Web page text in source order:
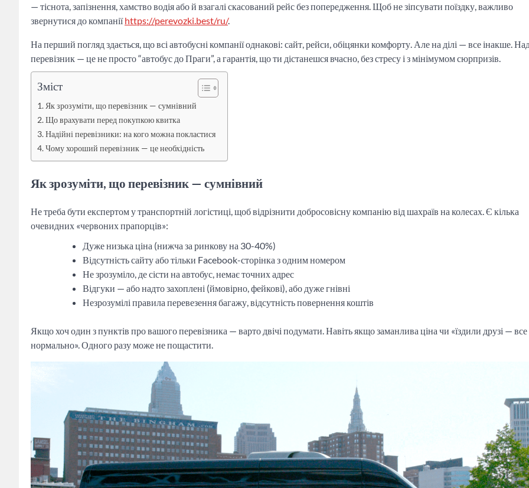
— тіснота, запізнення, хамство водія або й взагалі скасований рейс без попередження. Щоб не зіпсувати поїздку, важливо
звернутися до компаніїhttps://perevozki.best/ru/.
На перший погляд здається, що всі автобусні компанії однакові: сайт, рейси, обіцянки комфорту. Але на ділі — все інакше.
перевізник — це не просто “автобус до Праги”, а гарантія, що ти дістанешся вчасно, без стресу і з мінімумом сюрпризів.
Зміст
Як зрозуміти, що перевізник — сумнівний
Що врахувати перед покупкою квитка
Надійні перевізники: на кого можна покластися
Чому хороший перевізник — це необхідність
Як зрозуміти, що перевізник — сумнівний
Не треба бути експертом у транспортній логістиці, щоб відрізнити добросовісну компанію від шахраїв на колесах. Є кілька
очевидних «червоних прапорців»:
Дуже низька ціна (нижча за ринкову на 30-40%)
Відсутність сайту або тільки Facebook-сторінка з одним номером
Не зрозуміло, де сісти на автобус, немає точних адрес
Відгуки — або надто захоплені (ймовірно, фейкові), або дуже гнівні
Незрозумілі правила перевезення багажу, відсутність повернення коштів
Якщо хоч один з пунктів про вашого перевізника — варто двічі подумати. Навіть якщо заманлива ціна чи «їздили друзі — все
нормально». Одного разу може не пощастити.